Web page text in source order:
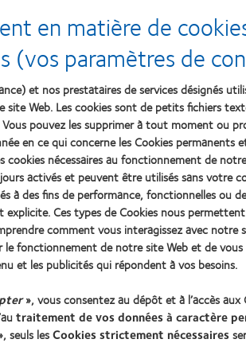
et vision
Notre
Carrières
Actualités
Contact
en matière de
(vos paramètres de
et nos prestataires de services désignés
site Web. Les cookies sont de petits fichiers
pouvez les supprimer à tout moment ou
en ce qui concerne les Cookies
cookies nécessaires au fonctionnement de
activés et peuvent être utilisés sans votre
à des fins de performance, fonctionnelles ou
Ces types de Cookies nous
comment vous interagissez avec notre
le fonctionnement de notre site Web et de
et les publicités qui répondent à vos besoins.
», vous consentez au dépôt et à l’accès aux
traitement de vos données à caractère
seuls lesCookies strictement nécessaires